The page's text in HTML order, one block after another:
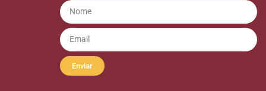
Enviar